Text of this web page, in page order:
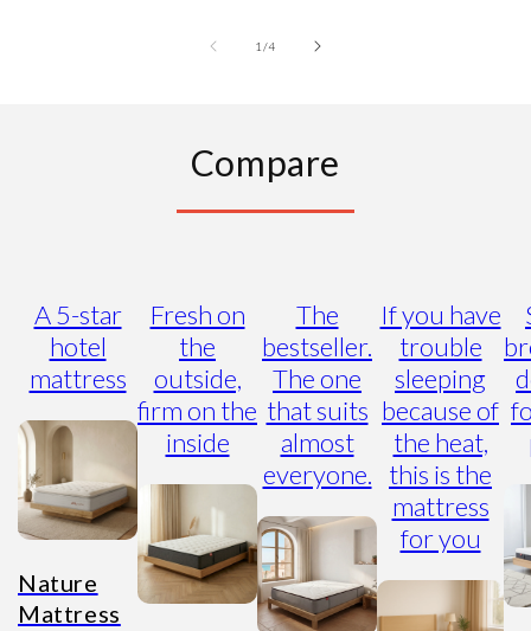
1 /of
4
Compare
A 5-star
hotel
mattress
Nature
Mattress
Fresh on
the
outside,
firm on the
inside
The
bestseller.
The one
that suits
almost
everyone.
If you have
trouble
sleeping
because of
the heat,
this is the
mattress
for you